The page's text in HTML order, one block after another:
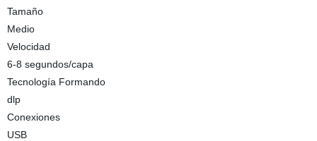
Tamaño
Medio
Velocidad
6-8 segundos/capa
Tecnología Formando
dlp
Conexiones
USB